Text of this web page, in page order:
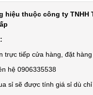
hiệu thuộc công ty TNHH
trực tiếp cửa hàng, đặt
hệ 0906335538
sỉ sẽ được tính giá sỉ dù